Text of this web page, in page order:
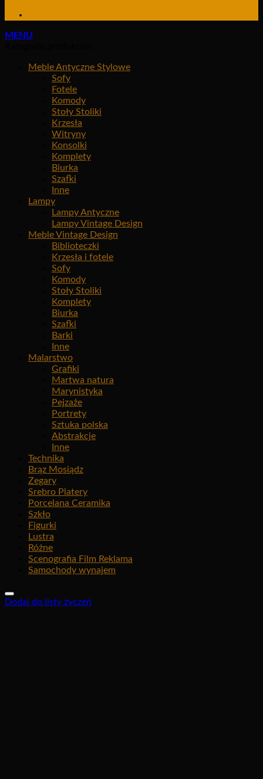
MENU
Meble Antyczne Stylowe
Sofy
Fotele
Komody
Stoły Stoliki
Krzesła
Witryny
Konsolki
Komplety
Biurka
Szafki
Inne
Lampy
Lampy Antyczne
Lampy Vintage Design
Meble Vintage Design
Biblioteczki
Krzesła i fotele
Sofy
Komody
Stoły Stoliki
Komplety
Biurka
Szafki
Barki
Inne
Malarstwo
Grafiki
Martwa natura
Marynistyka
Pejzaże
Portrety
Sztuka polska
Abstrakcje
Inne
Technika
Brąz Mosiądz
Zegary
Srebro Platery
Porcelana Ceramika
Szkło
Figurki
Lustra
Różne
Scenografia Film Reklama
Samochody wynajem
Dodaj do listy życzeń